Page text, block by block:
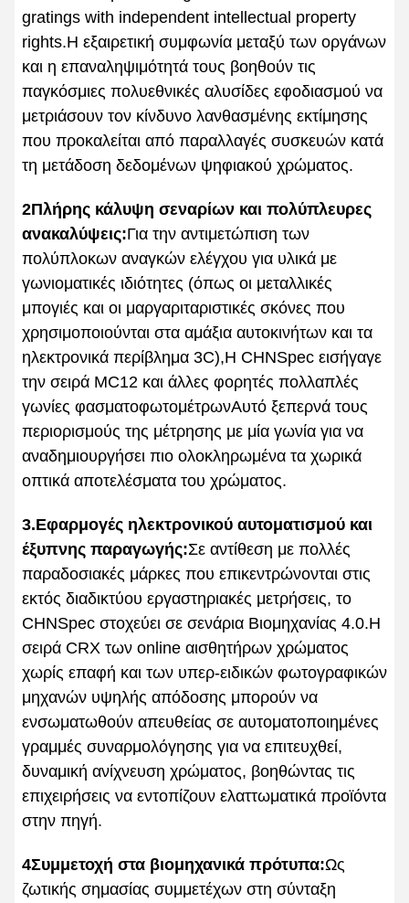
gratings with independent intellectual property
rights.Η εξαιρετική συμφωνία μεταξύ των οργάνων
και η επαναληψιμότητά τους βοηθούν τις
παγκόσμιες πολυεθνικές αλυσίδες εφοδιασμού να
μετριάσουν τον κίνδυνο λανθασμένης εκτίμησης
που προκαλείται από παραλλαγές συσκευών κατά
τη μετάδοση δεδομένων ψηφιακού χρώματος.
2Πλήρης κάλυψη σεναρίων και πολύπλευρες
ανακαλύψεις:Για την αντιμετώπιση των
πολύπλοκων αναγκών ελέγχου για υλικά με
γωνιοματικές ιδιότητες (όπως οι μεταλλικές
μπογιές και οι μαργαριταριστικές σκόνες που
χρησιμοποιούνται στα αμάξια αυτοκινήτων και τα
ηλεκτρονικά περίβλημα 3C),Η CHNSpec εισήγαγε
την σειρά MC12 και άλλες φορητές πολλαπλές
γωνίες φασματοφωτομέτρωνΑυτό ξεπερνά τους
περιορισμούς της μέτρησης με μία γωνία για να
αναδημιουργήσει πιο ολοκληρωμένα τα χωρικά
οπτικά αποτελέσματα του χρώματος.
3.Εφαρμογές ηλεκτρονικού αυτοματισμού και
έξυπνης παραγωγής:Σε αντίθεση με πολλές
παραδοσιακές μάρκες που επικεντρώνονται στις
εκτός διαδικτύου εργαστηριακές μετρήσεις, το
CHNSpec στοχεύει σε σενάρια Βιομηχανίας 4.0.Η
σειρά CRX των online αισθητήρων χρώματος
χωρίς επαφή και των υπερ-ειδικών φωτογραφικών
μηχανών υψηλής απόδοσης μπορούν να
ενσωματωθούν απευθείας σε αυτοματοποιημένες
γραμμές συναρμολόγησης για να επιτευχθεί,
δυναμική ανίχνευση χρώματος, βοηθώντας τις
επιχειρήσεις να εντοπίζουν ελαττωματικά προϊόντα
στην πηγή.
4Συμμετοχή στα βιομηχανικά πρότυπα:Ως
ζωτικής σημασίας συμμετέχων στη σύνταξη